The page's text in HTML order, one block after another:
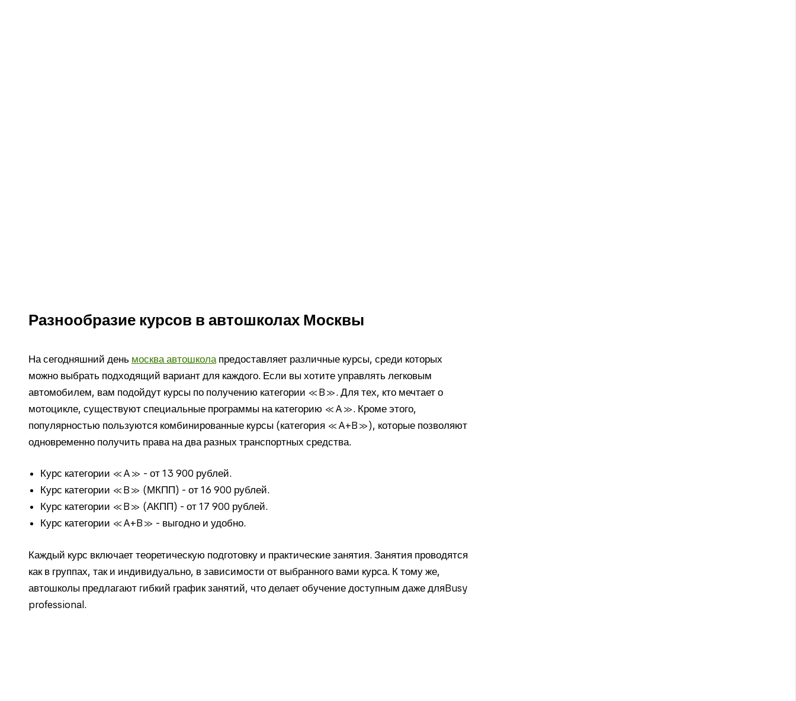
Разнообразие курсов в автошколах Москвы
На сегодняшний день москва автошкола предоставляет различные курсы, среди которых
можно выбрать подходящий вариант для каждого. Если вы хотите управлять легковым
автомобилем, вам подойдут курсы по получению категории «B». Для тех, кто мечтает о
мотоцикле, существуют специальные программы на категорию «A». Кроме этого,
популярностью пользуются комбинированные курсы (категория «A+B»), которые позволяют
одновременно получить права на два разных транспортных средства.
Курс категории «A» - от 13 900 рублей.
Курс категории «B» (МКПП) - от 16 900 рублей.
Курс категории «B» (АКПП) - от 17 900 рублей.
Курс категории «A+B» - выгодно и удобно.
Каждый курс включает теоретическую подготовку и практические занятия. Занятия проводятся
как в группах, так и индивидуально, в зависимости от выбранного вами курса. К тому же,
автошколы предлагают гибкий график занятий, что делает обучение доступным даже дляBusy
professional.